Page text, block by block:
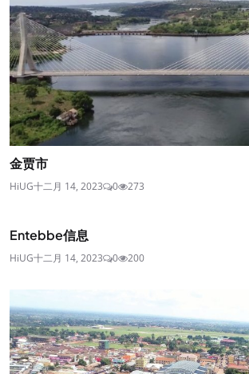
金贾市
HiUG十二月 14, 2023 0 273
Entebbe信息
HiUG十二月 14, 2023 0 200